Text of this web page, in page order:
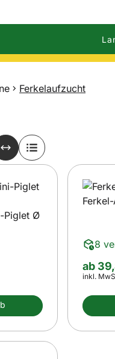
Ferkelaufzucht
Piglet Ø
8
ab:
ab 39,
inkl.